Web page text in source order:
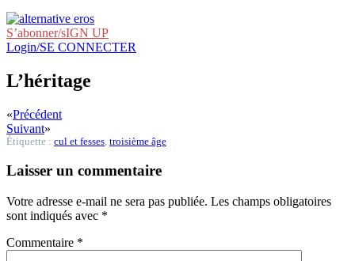
S’abonner/sIGN UP
Login/SE CONNECTER
L’héritage
«Précédent
Suivant»
Étiquette : cul et fesses troisième âge
Laisser un commentaire
Votre adresse e-mail ne sera pas publiée. Les champs obligatoires
sont indiqués avec *
Commentaire *